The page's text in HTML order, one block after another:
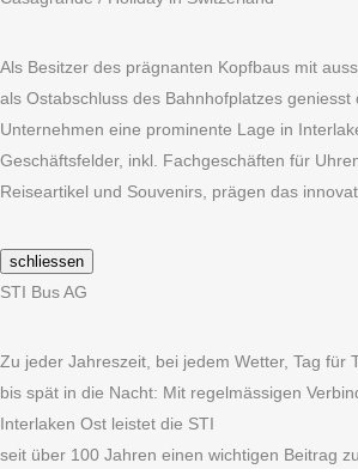
Als Besitzer des prägnanten Kopfbaus mit
als Ostabschluss des Bahnhofplatzes geniesst
Unternehmen eine prominente Lage in
Geschäftsfelder, inkl. Fachgeschäften für
Reiseartikel und Souvenirs, prägen das
schliessen
STI Bus AG
Zu jeder Jahreszeit, bei jedem Wetter, Tag für
bis spät in die Nacht: Mit regelmässigen
Interlaken Ost leistet die STI
seit über 100 Jahren einen wichtigen Beitrag